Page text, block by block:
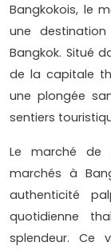
Bangkokois, le
une
Bangkok. Situé
de la capitale
une plongée
sentiers
Le marché de
marchés à
authenticité
quotidienne
splendeur. Ce